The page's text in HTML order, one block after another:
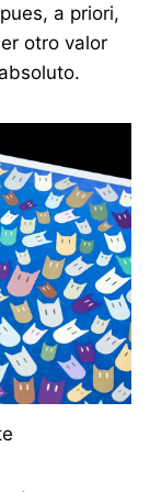
a priori,
otro valor